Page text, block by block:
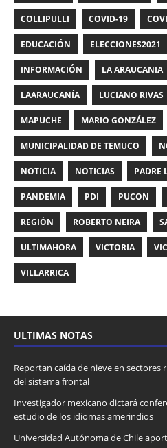
COLLIPULLI COVID-19
EDUCACIÓN ELECCIONES2021
INFORMACIÓN LA ARAUCANIA
LAARAUCANÍA LUCIANO RIVAS
MAPUCHE MARIO GONZÁLEZ
MUNICIPALIDAD DE TEMUCO
NOTICIA NOTICIAS PADRE
PANDEMIA PDI PUCON
REGIÓN ROBERTO NEIRA
ULTIMAHORA VICTORIA
VILLARRICA
ULTIMAS NOTAS
Reportan caída de nieve en sectores
del sistema frontal
Investigador mexicano dictará
estudio de los idiomas amerindios
Universidad Autónoma de Chile